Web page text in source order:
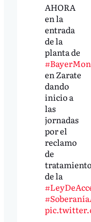
AHORA
en la
entrada
de la
planta de
en Zarate
dando
inicio a
las
jornadas
por el
reclamo
de
tratamiento
de la